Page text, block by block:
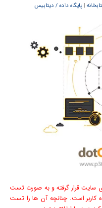
‏| پایگاه داده / دیتابیس
سایت قرار گرفته و به صورت تست
کاربر است. چنانچه آن ها را تست